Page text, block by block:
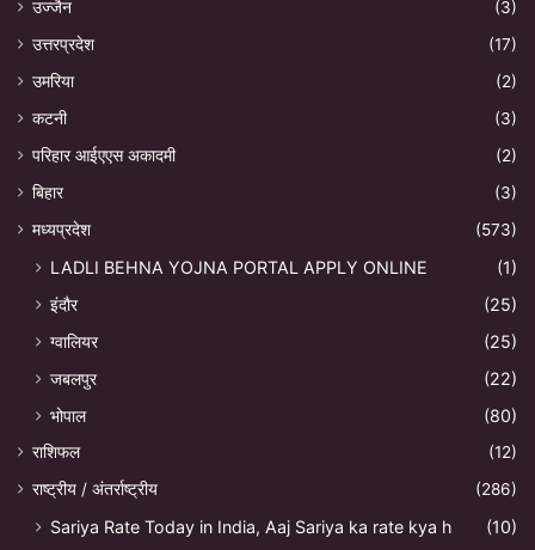
उज्जैन
(3)
उत्तरप्रदेश
(17)
उमरिया
(2)
कटनी
(3)
परिहार आईएएस अकादमी
(2)
बिहार
(3)
मध्यप्रदेश
(573)
LADLI BEHNA YOJNA PORTAL APPLY ONLINE
(1)
इंदौर
(25)
ग्वालियर
(25)
जबलपुर
(22)
भोपाल
(80)
राशिफल
(12)
राष्ट्रीय / अंतर्राष्ट्रीय
(286)
Sariya Rate Today in India, Aaj Sariya ka rate kya h (10)